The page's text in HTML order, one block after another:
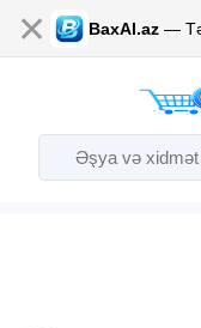
✕ BaxAl.az —